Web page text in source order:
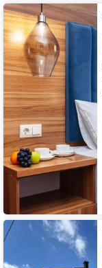
Гостевой
дом
Бостон
Гостевой
дом
15А